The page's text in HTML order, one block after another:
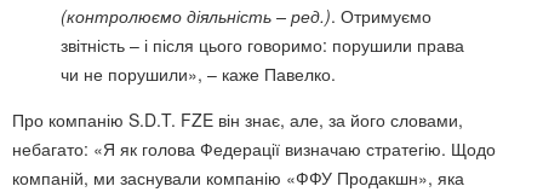
(контролюємо діяльність – ред.). Отримуємо
звітність – і після цього говоримо: порушили права
чи не порушили», – каже Павелко.
Про компанію S.D.T. FZE він знає, але, за його словами,
небагато: «Я як голова Федерації визначаю стратегію. Щодо
компаній, ми заснували компанію «ФФУ Продакшн», яка